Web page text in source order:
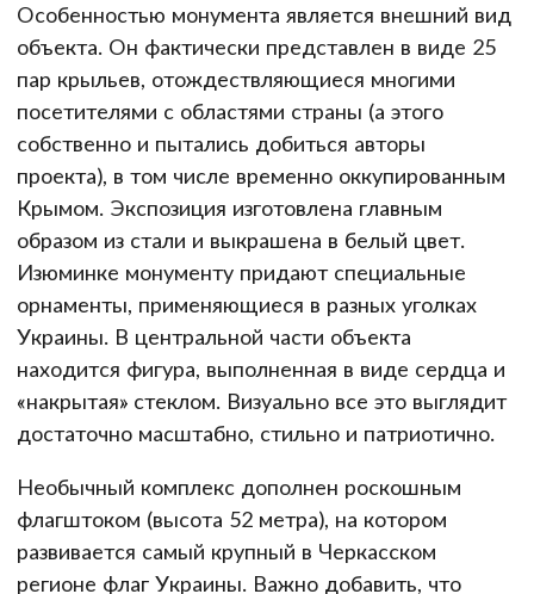
Особенностью монумента является внешний вид
объекта. Он фактически представлен в виде 25
пар крыльев, отождествляющиеся многими
посетителями с областями страны (а этого
собственно и пытались добиться авторы
проекта), в том числе временно оккупированным
Крымом. Экспозиция изготовлена главным
образом из стали и выкрашена в белый цвет.
Изюминке монументу придают специальные
орнаменты, применяющиеся в разных уголках
Украины. В центральной части объекта
находится фигура, выполненная в виде сердца и
«накрытая» стеклом. Визуально все это выглядит
достаточно масштабно, стильно и патриотично.
Необычный комплекс дополнен роскошным
флагштоком (высота 52 метра), на котором
развивается самый крупный в Черкасском
регионе флаг Украины. Важно добавить, что